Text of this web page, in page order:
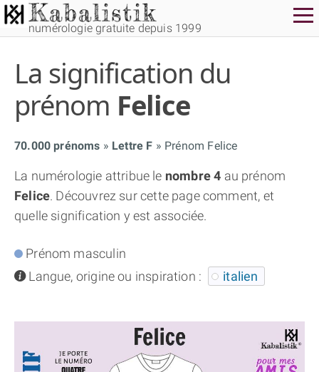
numérologie gratuite depuis 1999
La signification du
prénom Felice
70.000 prénoms Lettre F Prénom Felice
La numérologie attribue le nombre 4 au prénom
Felice. Découvrez sur cette page comment, et
quelle signification y est associée.
Prénom masculin
infoLangue, origine ou inspiration : italien
THÈME GRATUIT
THÈME NUMÉROLOGIQUE APPROFONDI
THÈME TEMPOREL
NUMÉROSCOPE
THÈME « DOUBLE JE »